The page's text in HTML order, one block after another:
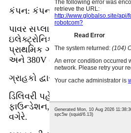
કંપન: કંપન સ્ત્રોતથી દૂર રહો
પાવર સપ્લાય: તમામ ઉત્પાદિત
ઇલેક્ટ્રોનિક સાધનોનો પાવર
પ્રાથમિક ગ્રાઉન્ડિંગને સુનિશ્ચિત
અને 380V (± 10%) થ્રી-ફેઝ
ગ્રાહકો દ્વારા પૂરી પાડવામાં
ડિલિવરી પહેલા તમામ જરૂરી
ફાઉન્ડેશન, જરૂરી વેલ્ડીંગ વર્ક,
વગેરે.